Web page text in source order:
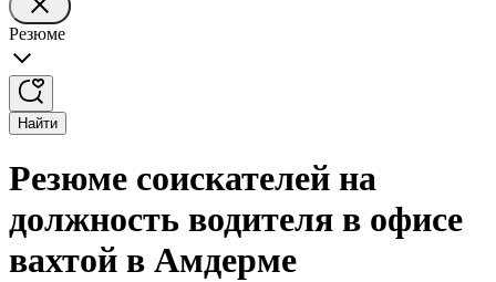
Резюме
Найти
Резюме соискателей на
должность водителя в офисе
вахтой в Амдерме